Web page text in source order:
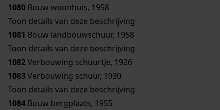
1080 Bouw woonhuis, 1958
Toon details van deze beschrijving
1081 Bouw landbouwschuur, 1958
Toon details van deze beschrijving
1082Verbouwing schuurtje, 1926
1083Verbouwing schuur, 1930
Toon details van deze beschrijving
1084 Bouw bergplaats, 1955